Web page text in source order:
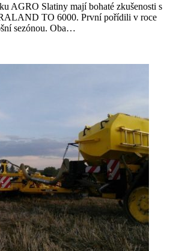
AGRO Slatiny mají bohaté zkušenosti s
TO 6000. První pořídili v roce
sezónou. Oba…